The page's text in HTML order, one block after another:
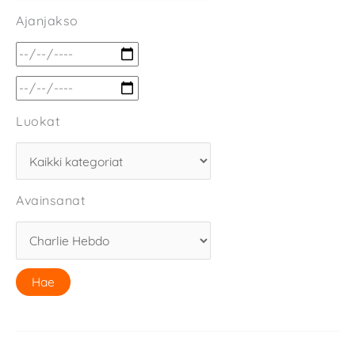
Ajanjakso
Luokat
Avainsanat